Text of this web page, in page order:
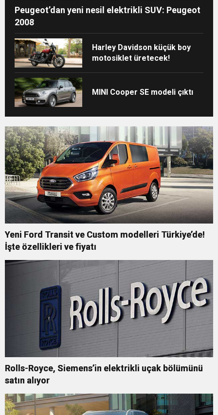
Peugeot’dan yeni nesil elektrikli SUV: Peugeot
2008
Harley Davidson küçük boy
motosiklet üretecek!
MINI Cooper SE modeli çıktı
Yeni Ford Transit ve Custom modelleri Türkiye’de!
İşte özellikleri ve fiyatı
Rolls-Royce, Siemens’in elektrikli uçak bölümünü
satın alıyor